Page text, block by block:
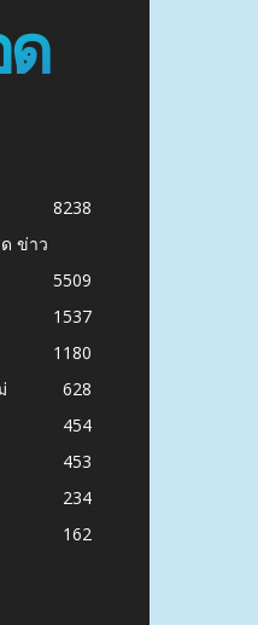
8238
ข่าว
5509
1537
1180
628
454
453
234
162